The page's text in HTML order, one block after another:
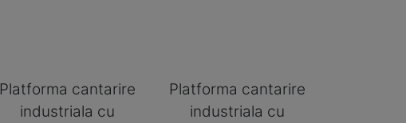
Platforma cantarire
industriala cu
Platforma cantarire
industriala cu